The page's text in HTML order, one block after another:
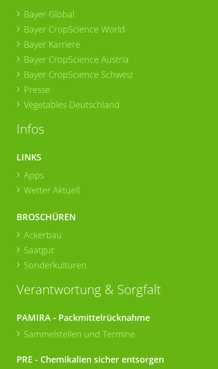
Bayer Global
Bayer CropScience World
Bayer Karriere
Bayer CropScience Austria
Bayer CropScience Schweiz
Presse
Vegetables Deutschland
Infos
LINKS
Apps
Wetter Aktuell
BROSCHÜREN
Ackerbau
Saatgut
Sonderkulturen
Verantwortung & Sorgfalt
PAMIRA - Packmittelrücknahme
Sammelstellen und Termine
PRE - Chemikalien sicher entsorgen